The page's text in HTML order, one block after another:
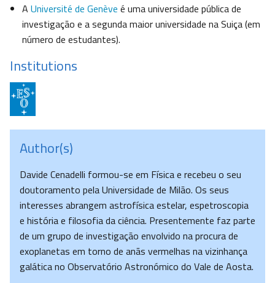
A Université de Genève é uma universidade pública de
investigação e a segunda maior universidade na Suiça (em
número de estudantes).
Institutions
Author(s)
Davide Cenadelli formou-se em Física e recebeu o seu
doutoramento pela Universidade de Milão. Os seus
interesses abrangem astrofísica estelar, espetroscopia
e história e filosofia da ciência. Presentemente faz parte
de um grupo de investigação envolvido na procura de
exoplanetas em torno de anãs vermelhas na vizinhança
galática no Observatório Astronómico do Vale de Aosta.